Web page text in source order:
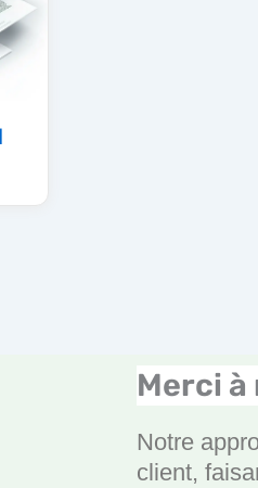
Merci
Notre
client,